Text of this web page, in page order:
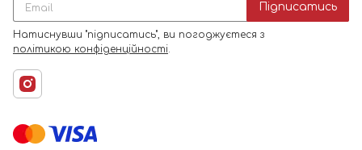
Підписатись
Натиснувши "підписатись", ви погоджуєтеся з
політикою конфіденційності.